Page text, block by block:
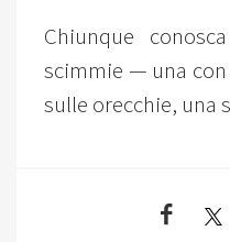
Chiunque
scimmie — una con
sulle orecchie, una